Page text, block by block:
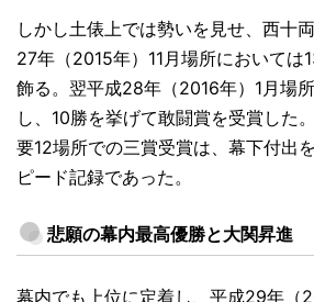
しかし土俵上では勢いを見せ、西十
27年（2015年）11月場所においては
飾る。翌平成28年（2016年）1月場
し、10勝を挙げて敢闘賞を受賞した
要12場所での三賞受賞は、幕下付出
ピード記録であった。
悲願の幕内最高優勝と大関昇進
幕内でも上位に定着し、平成29年（